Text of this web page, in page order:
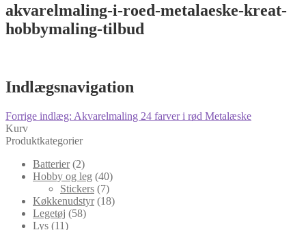
akvarelmaling-i-roed-metalaeske-kreat-
hobbymaling-tilbud
Indlægsnavigation
Forrige indlæg: Akvarelmaling 24 farver i rød Metalæske
Kurv
Produktkategorier
Batterier (2)
Hobby og leg (40)
Stickers (7)
Køkkenudstyr (18)
Legetøj (58)
Lys (11)